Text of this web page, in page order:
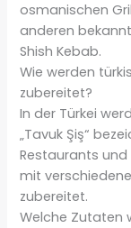
osmanischen
anderen
Shish Kebab.
Wie werden
zubereitet?
In der Türkei
„Tavuk Şiş“
Restaurants und
mit
zubereitet.
Welche Zutaten